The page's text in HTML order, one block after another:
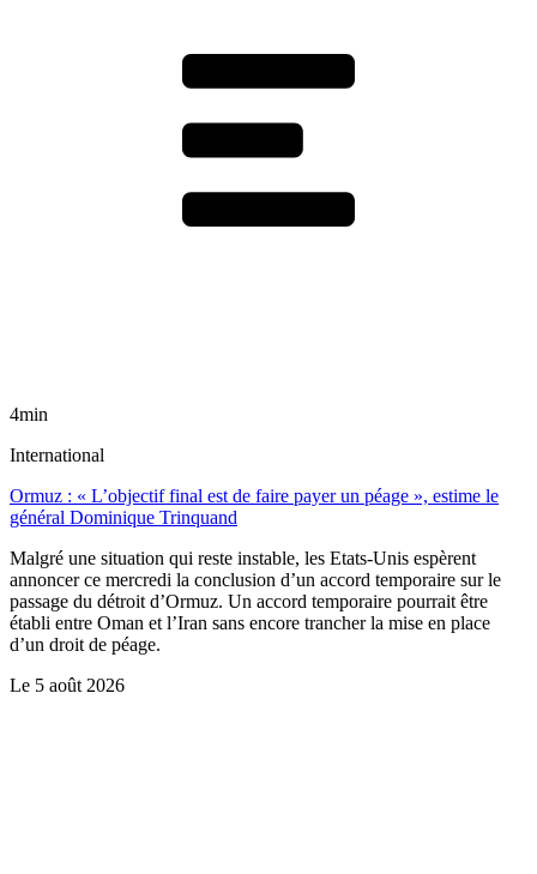
4min
International
Ormuz : « L’objectif final est de faire payer un péage », estime le
général Dominique Trinquand
Malgré une situation qui reste instable, les Etats-Unis espèrent
annoncer ce mercredi la conclusion d’un accord temporaire sur le
passage du détroit d’Ormuz. Un accord temporaire pourrait être
établi entre Oman et l’Iran sans encore trancher la mise en place
d’un droit de péage.
Le 5 août 2026